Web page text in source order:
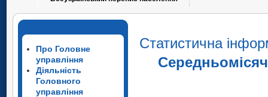
Про Головне
управління
Діяльність
Головного
управління
Статистична